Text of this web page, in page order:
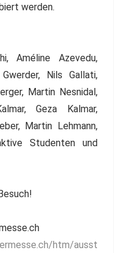
werden.
Améline Azevedu,
Nils Gallati,
Martin Nesnidal,
Geza Kalmar,
Martin Lehmann,
Studenten und
htm/ausst